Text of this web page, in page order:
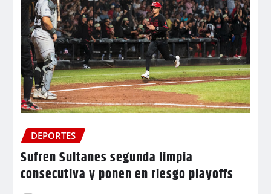
DEPORTES
Sufren Sultanes segunda limpia
consecutiva y ponen en riesgo playoffs